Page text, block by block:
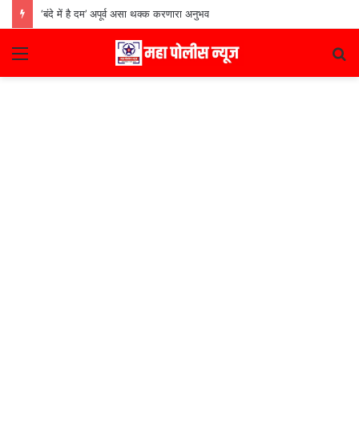
‘बंदे में है दम’ अपूर्व असा थक्क करणारा अनुभव
Menu